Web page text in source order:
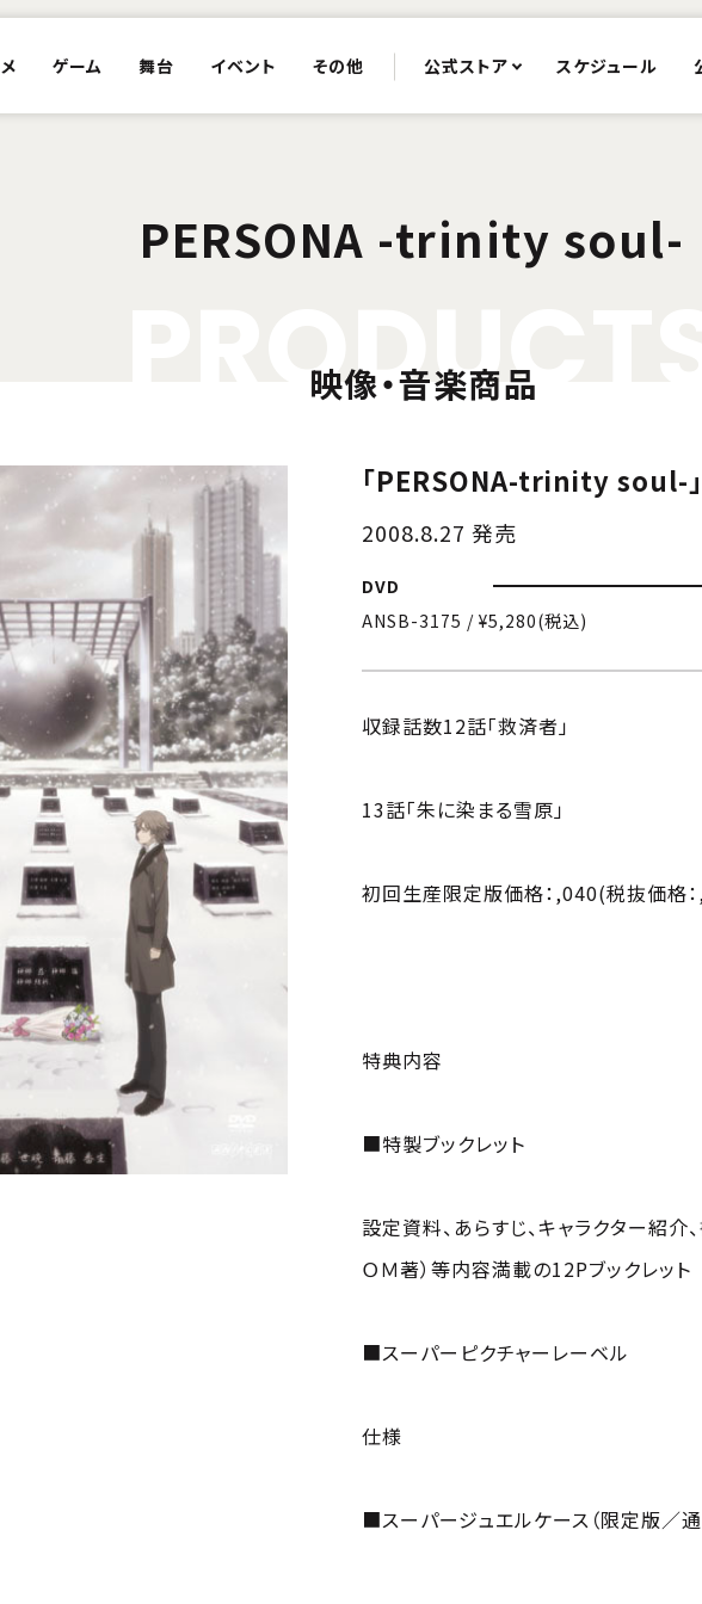
ゲーム 舞台 イベント その他 公式ストア スケジュール
PERSONA -trinity soul-
ODUC
映像・音楽商品
「PERSONA-trinity soul-」
2008.8.27 発売
DVD
ANSB-3175 / ¥5,280(税込)
収録話数12話「救済者」
13話「朱に染まる雪原」
初回生産限定版価格：,040(税抜価格
特典内容
■特製ブックレット
設定資料、あらすじ、キャラクター紹介
ＯＭ著）等内容満載の12Pブックレット
■スーパーピクチャーレーベル
仕様
■スーパージュエルケース（限定版／通